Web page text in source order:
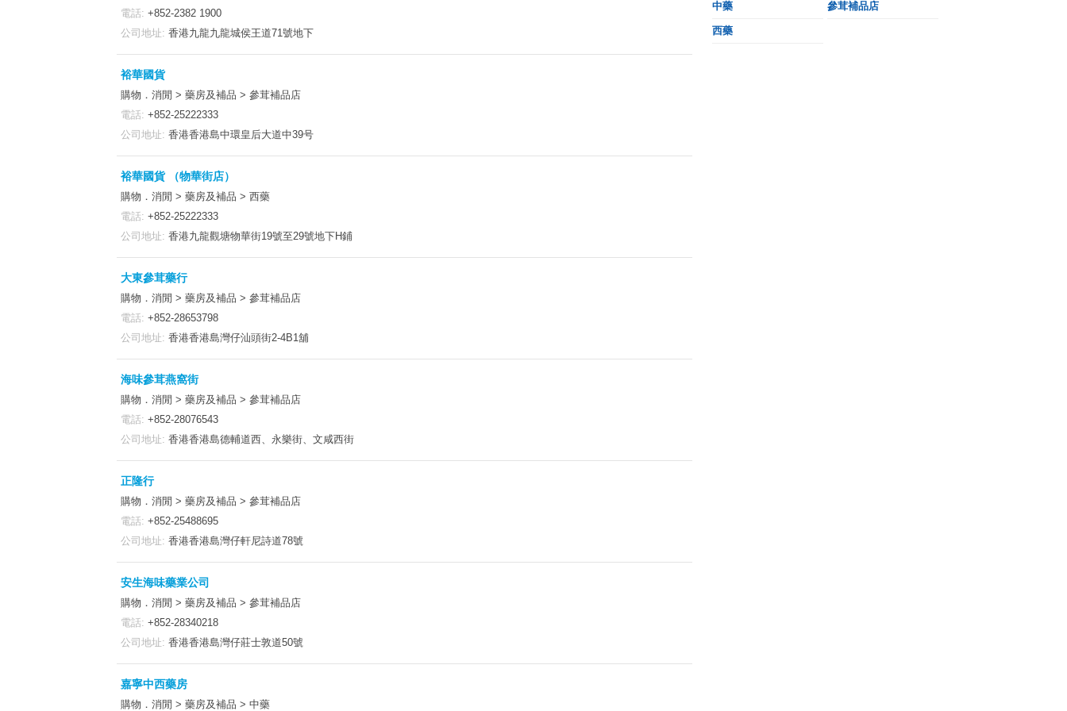
電話: +852-2382 1900
公司地址: 香港九龍九龍城侯王道71號地下
裕華國貨
購物．消閒 > 藥房及補品 > 參茸補品店
電話: +852-25222333
公司地址: 香港香港島中環皇后大道中39号
裕華國貨 （物華街店）
購物．消閒 > 藥房及補品 > 西藥
電話: +852-25222333
公司地址: 香港九龍觀塘物華街19號至29號地下H鋪
大東參茸藥行
購物．消閒 > 藥房及補品 > 參茸補品店
電話: +852-28653798
公司地址: 香港香港島灣仔汕頭街2-4B1舖
海味參茸燕窩街
購物．消閒 > 藥房及補品 > 參茸補品店
電話: +852-28076543
公司地址: 香港香港島德輔道西、永樂街、文咸西街
正隆行
購物．消閒 > 藥房及補品 > 參茸補品店
電話: +852-25488695
公司地址: 香港香港島灣仔軒尼詩道78號
安生海味藥業公司
購物．消閒 > 藥房及補品 > 參茸補品店
電話: +852-28340218
公司地址: 香港香港島灣仔莊士敦道50號
嘉寧中西藥房
購物．消閒 > 藥房及補品 > 中藥
中藥 參茸補品店
西藥